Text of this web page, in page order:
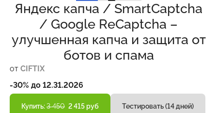
Яндекс капча / SmartCaptcha
/ Google ReCaptcha –
улучшенная капча и защита от
ботов и спама
от CIFTIX
-30% до 12.31.2026
Купить:3 450 2 415 руб Тестировать (14 дней)